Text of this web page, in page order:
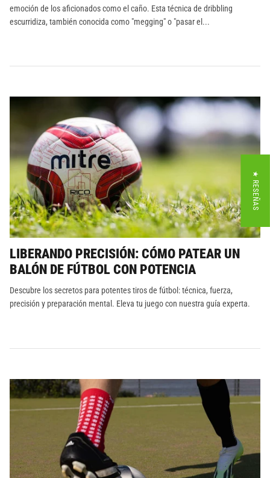
emoción de los aficionados como el caño. Esta técnica de dribbling
escurridiza, también conocida como "megging" o "pasar el...
LIBERANDO PRECISIÓN: CÓMO PATEAR UN
BALÓN DE FÚTBOL CON POTENCIA
Descubre los secretos para potentes tiros de fútbol: técnica, fuerza,
precisión y preparación mental. Eleva tu juego con nuestra guía experta.
★ RESEÑAS